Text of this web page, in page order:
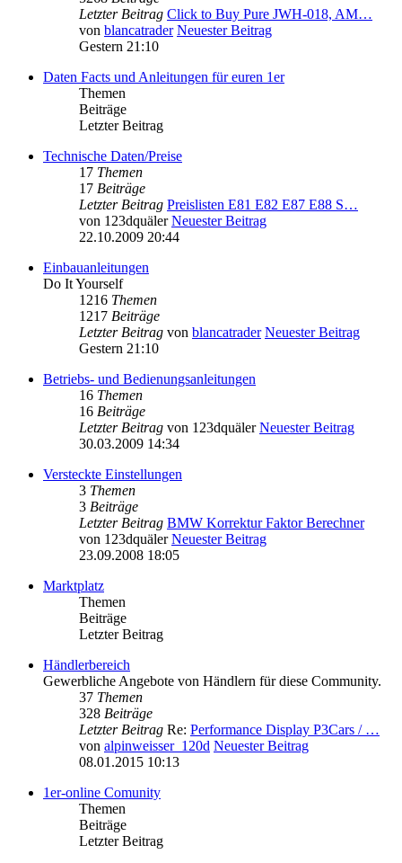
Letzter Beitrag Click to Buy Pure JWH-018, AM…
von blancatrader Neuester Beitrag
Gestern 21:10
Daten Facts und Anleitungen für euren 1er
Themen
Beiträge
Letzter Beitrag
Technische Daten/Preise
17 Themen
17 Beiträge
Letzter Beitrag Preislisten E81 E82 E87 E88 S…
von 123dquäler Neuester Beitrag
22.10.2009 20:44
Einbauanleitungen
Do It Yourself
1216 Themen
1217 Beiträge
Letzter Beitrag von blancatrader Neuester Beitrag
Gestern 21:10
Betriebs- und Bedienungsanleitungen
16 Themen
16 Beiträge
Letzter Beitrag von 123dquäler Neuester Beitrag
30.03.2009 14:34
Versteckte Einstellungen
3 Themen
3 Beiträge
Letzter Beitrag BMW Korrektur Faktor Berechner
von 123dquäler Neuester Beitrag
23.09.2008 18:05
Marktplatz
Themen
Beiträge
Letzter Beitrag
Händlerbereich
Gewerbliche Angebote von Händlern für diese Community.
37 Themen
328 Beiträge
Letzter Beitrag Re: Performance Display P3Cars / …
von alpinweisser_120d Neuester Beitrag
08.01.2015 10:13
1er-online Comunity
Themen
Beiträge
Letzter Beitrag